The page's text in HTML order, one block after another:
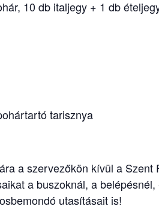
10 db italjegy + 1 db
tarisznya
a szervezőkön kívül a
a buszoknál, a
utasításait is!